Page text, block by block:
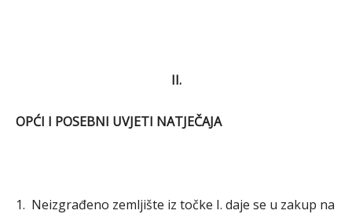
II.
OPĆI I POSEBNI UVJETI NATJEČAJA
1. Neizgrađeno zemljište iz točke I. daje se u zakup na